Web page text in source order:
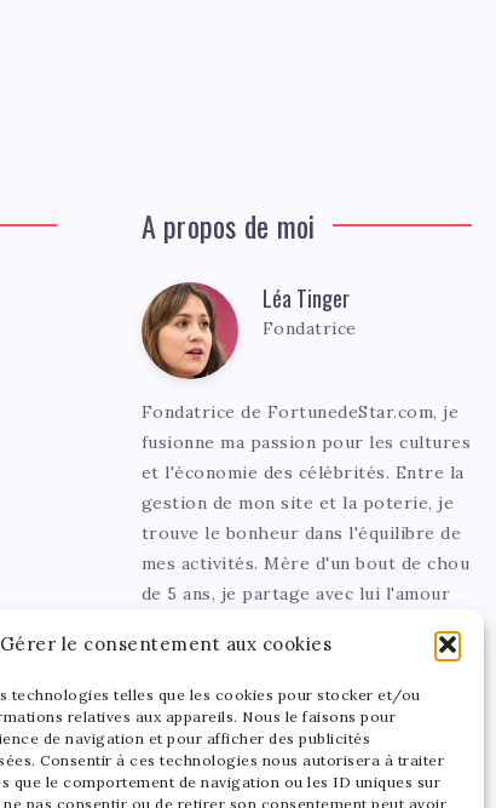
Gérer le consentement aux cookies
technologies telles que les cookies pour stocker et/ou
relatives aux appareils. Nous le faisons pour
de navigation et pour afficher des publicités
Consentir à ces technologies nous autorisera à traiter
que le comportement de navigation ou les ID uniques sur
pas consentir ou de retirer son consentement peut avoir
A propos de moi
Léa
Tinger
Léa Tinger
Fondatrice
Fondatrice de FortunedeStar.com, je
fusionne ma passion pour les cultures
et l'économie des célébrités. Entre la
gestion de mon site et la poterie, je
trouve le bonheur dans l'équilibre de
mes activités. Mère d'un bout de chou
de 5 ans, je partage avec lui l'amour